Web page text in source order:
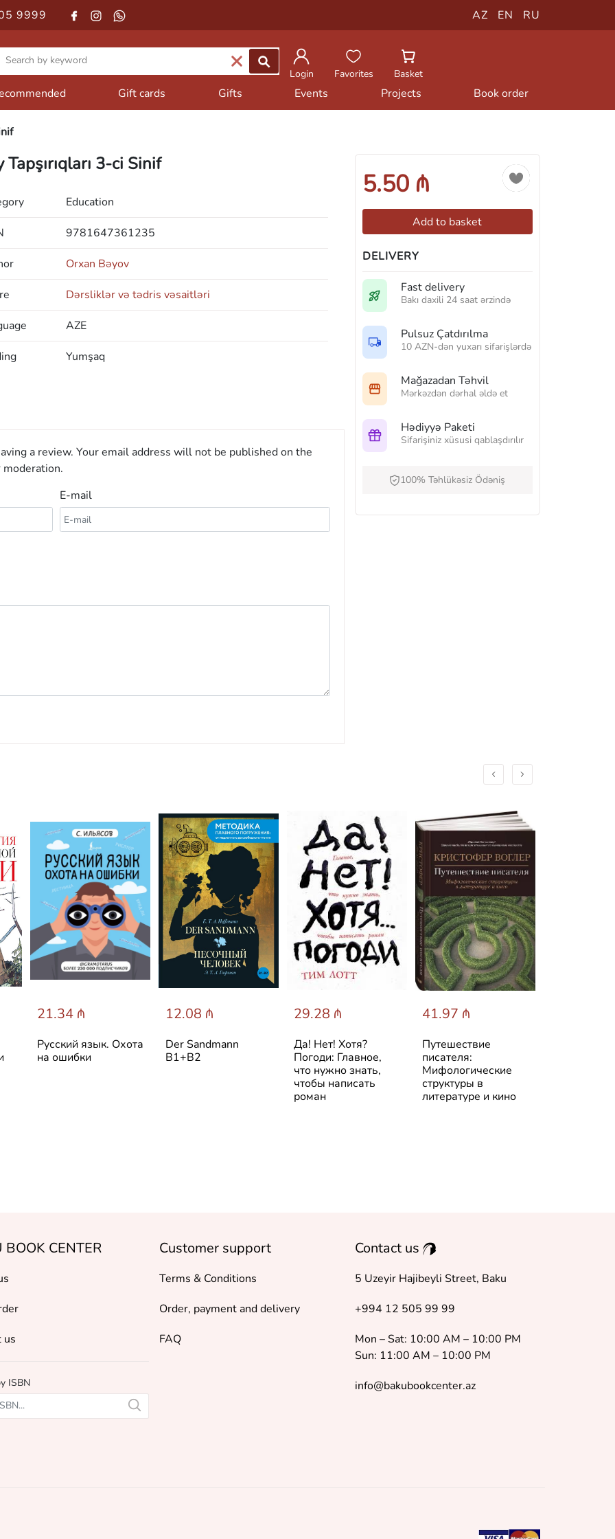
9999 AZ EN RU
Login
Favorites Basket
Gift cards Gifts Events Projects Book order
Tapşırıqları 3-ci Sinif
Education
9781647361235
Orxan Bəyov
Dərsliklər və tədris vəsaitləri
AZE
Yumşaq
a review. Your email address will not be published on the
E-mail
5.50 ₼
Add to basket
DELIVERY
Fast delivery
Bakı daxili 24 saat ərzində
Pulsuz Çatdırılma
10 AZN-dən yuxarı sifarişlərdə
Mağazadan Təhvil
Mərkəzdən dərhal əldə et
Hədiyyə Paketi
Sifarişiniz xüsusi qablaşdırılır
100% Təhlükəsiz Ödəniş
21.34 ₼
Русский язык. Охота
на ошибки
12.08 ₼
Der Sandmann
В1+В2
29.28 ₼
Да! Нет! Хотя?
Погоди: Главное,
что нужно знать,
чтобы написать
роман
41.97 ₼
Путешествие
писателя:
Мифологические
структуры в
литературе и кино
BOOK CENTER
us
ISBN
Customer support
Terms & Conditions
Order, payment and delivery
FAQ
Contact us
5 Uzeyir Hajibeyli Street, Baku
+994 12 505 99 99
Mon – Sat: 10:00 AM – 10:00 PM
Sun: 11:00 AM – 10:00 PM
info@bakubookcenter.az